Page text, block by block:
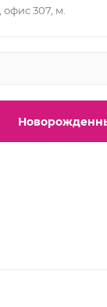
307, м.